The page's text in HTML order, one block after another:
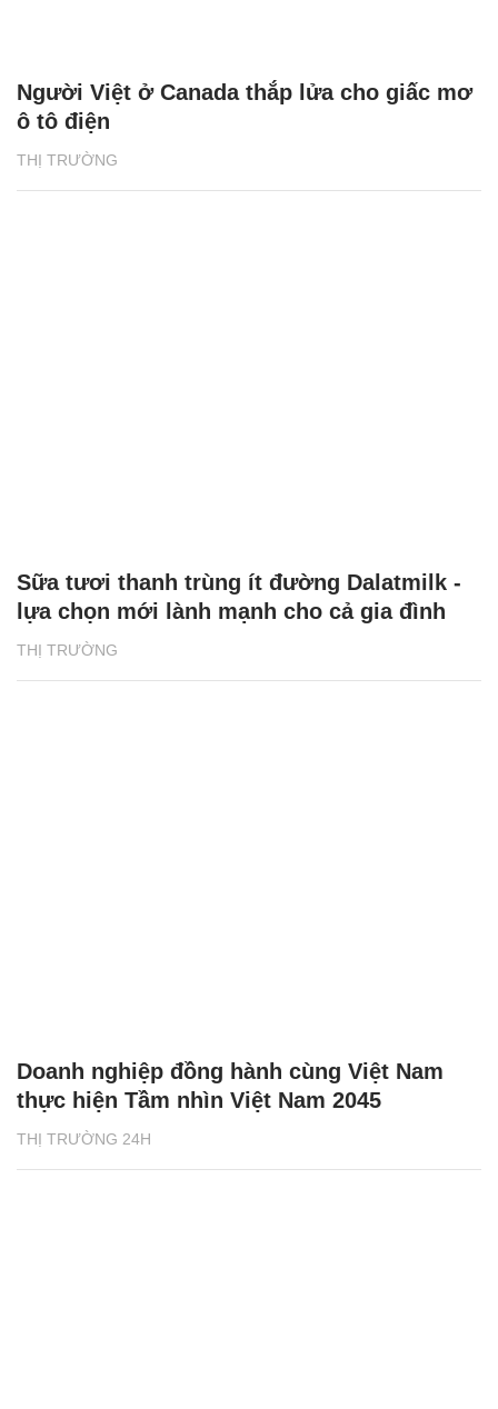
THỊ TRƯỜNG
Người Việt ở Canada thắp lửa cho giấc mơ
ô tô điện
THỊ TRƯỜNG
Sữa tươi thanh trùng ít đường Dalatmilk -
lựa chọn mới lành mạnh cho cả gia đình
THỊ TRƯỜNG 24H
Doanh nghiệp đồng hành cùng Việt Nam
thực hiện Tầm nhìn Việt Nam 2045